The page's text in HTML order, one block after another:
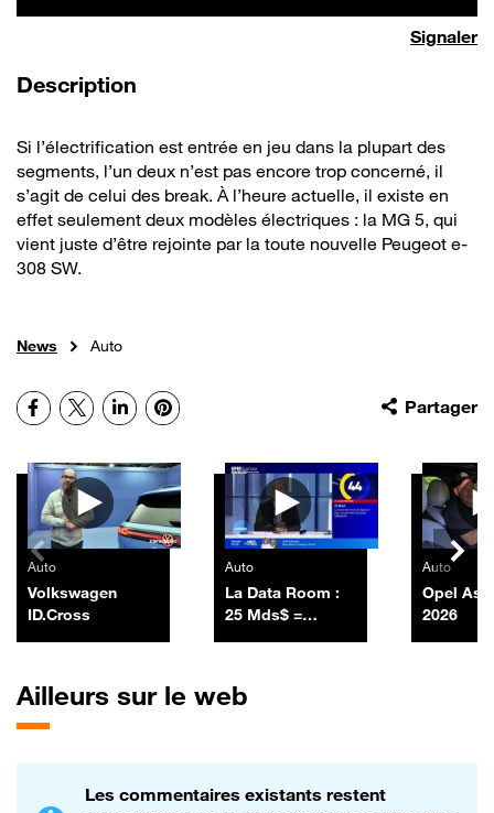
Signaler
Description
Si l’électrification est entrée en jeu dans la plupart des
segments, l’un deux n’est pas encore trop concerné, il
s’agit de celui des break. À l’heure actuelle, il existe en
effet seulement deux modèles électriques : la MG 5, qui
vient juste d’être rejointe par la toute nouvelle Peugeot e-
308 SW.
News Auto
Partager
Facebook
X LinkedInPinterest
Autres vidéos
Auto
Volkswagen
ID.Cross
Auto
La Data Room :
25 Mds$ =
obligataire en
Auto
Opel
2026
Ailleurs sur le web
Les commentaires existants restent